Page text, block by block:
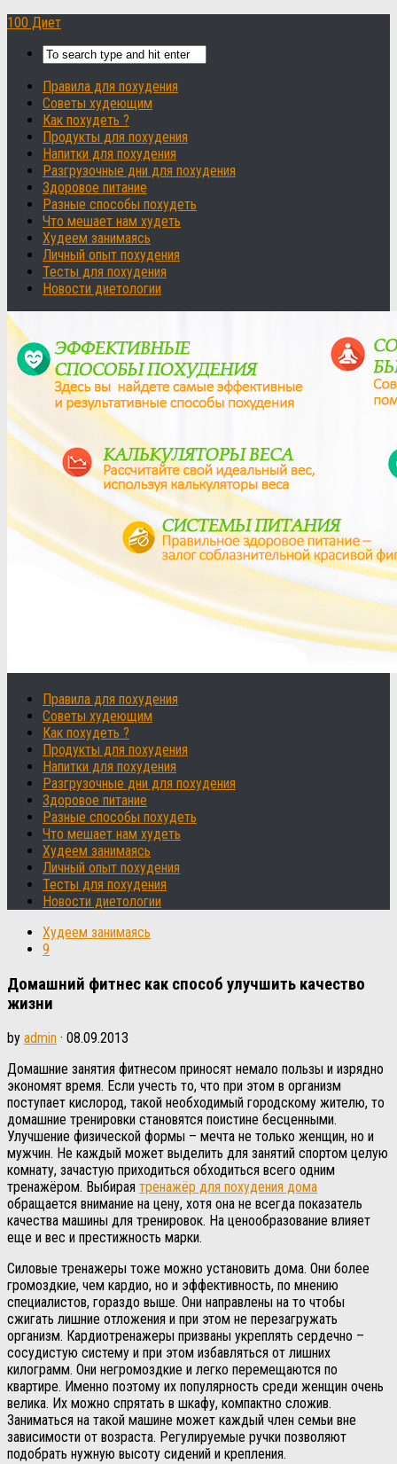
100 Диет
Правила для похудения
Советы худеющим
Как похудеть ?
Продукты для похудения
Напитки для похудения
Разгрузочные дни для похудения
Здоровое питание
Разные способы похудеть
Что мешает нам худеть
Худеем занимаясь
Личный опыт похудения
Тесты для похудения
Новости диетологии
Правила для похудения
Советы худеющим
Как похудеть ?
Продукты для похудения
Напитки для похудения
Разгрузочные дни для похудения
Здоровое питание
Разные способы похудеть
Что мешает нам худеть
Худеем занимаясь
Личный опыт похудения
Тесты для похудения
Новости диетологии
Худеем занимаясь
9
Домашний фитнес как способ улучшить качество
жизни
by admin · 08.09.2013
Домашние занятия фитнесом приносят немало пользы и изрядно
экономят время. Если учесть то, что при этом в организм
поступает кислород, такой необходимый городскому жителю, то
домашние тренировки становятся поистине бесценными.
Улучшение физической формы – мечта не только женщин, но и
мужчин. Не каждый может выделить для занятий спортом целую
комнату, зачастую приходиться обходиться всего одним
тренажёром. Выбирая тренажёр для похудения дома
обращается внимание на цену, хотя она не всегда показатель
качества машины для тренировок. На ценообразование влияет
еще и вес и престижность марки.
Силовые тренажеры тоже можно установить дома. Они более
громоздкие, чем кардио, но и эффективность, по мнению
специалистов, гораздо выше. Они направлены на то чтобы
сжигать лишние отложения и при этом не перезагружать
организм. Кардиотренажеры призваны укреплять сердечно –
сосудистую систему и при этом избавляться от лишних
килограмм. Они негромоздкие и легко перемещаются по
квартире. Именно поэтому их популярность среди женщин очень
велика. Их можно спрятать в шкафу, компактно сложив.
Заниматься на такой машине может каждый член семьи вне
зависимости от возраста. Регулируемые ручки позволяют
подобрать нужную высоту сидений и крепления.